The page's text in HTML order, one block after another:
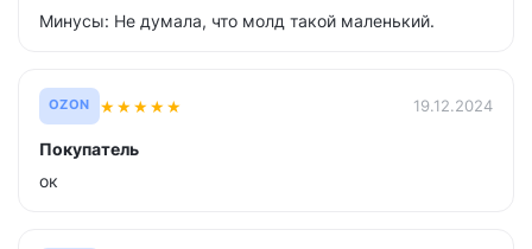
Минусы: Не думала, что молд такой маленький.
OZON ★★★★★ 19.12.2024
Покупатель
ок